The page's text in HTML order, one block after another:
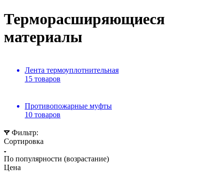
Терморасширяющиеся
материалы
Лента термоуплотнительная
15 товаров
Противопожарные муфты
10 товаров
Фильтр:
Сортировка
По популярности (возрастание)
Цена